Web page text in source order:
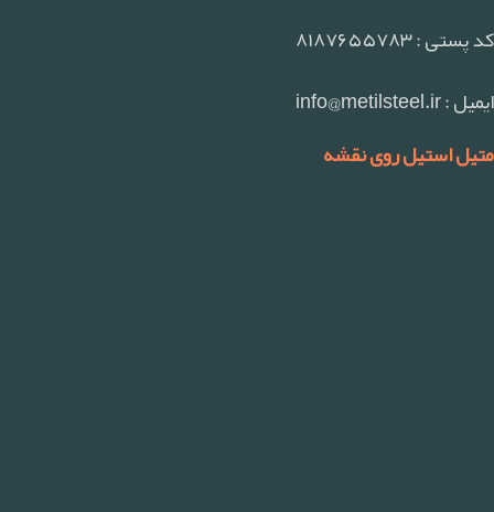
کد پستی : ۸۱۸۷۶۵۵۷۸۳
ایمیل : info@metilsteel.ir
متیل استیل روی نقشه